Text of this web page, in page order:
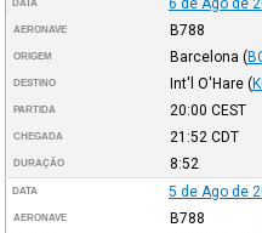
DATA
AERONAVE B788
ORIGEM Barcelona (
DESTINO Int'l O'Hare (
PARTIDA 20:00 CEST
CHEGADA 21:52 CDT
DURAÇÃO 8:52
DATA 5 de Ago de
AERONAVE B788